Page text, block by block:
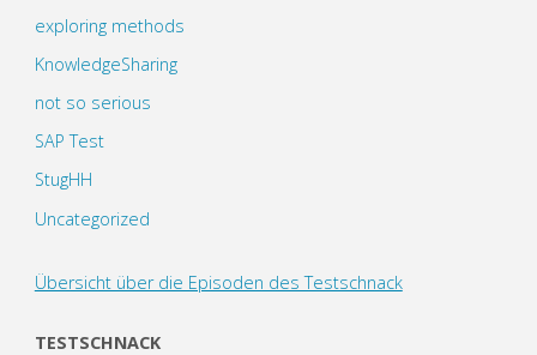
exploring methods
KnowledgeSharing
not so serious
SAP Test
StugHH
Uncategorized
Übersicht über die Episoden des Testschnack
TESTSCHNACK